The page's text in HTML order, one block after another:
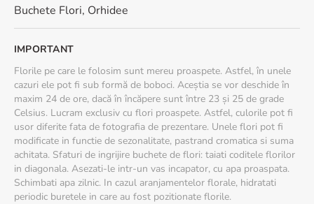
Buchete Flori, Orhidee
IMPORTANT
Florile pe care le folosim sunt mereu proaspete. Astfel, în unele
cazuri ele pot fi sub formă de boboci. Aceștia se vor deschide în
maxim 24 de ore, dacă în încăpere sunt între 23 și 25 de grade
Celsius. Lucram exclusiv cu flori proaspete. Astfel, culorile pot fi
usor diferite fata de fotografia de prezentare. Unele flori pot fi
modificate in functie de sezonalitate, pastrand cromatica si suma
achitata. Sfaturi de ingrijire buchete de flori: taiati coditele florilor
in diagonala. Asezati-le intr-un vas incapator, cu apa proaspata.
Schimbati apa zilnic. In cazul aranjamentelor florale, hidratati
periodic buretele in care au fost pozitionate florile.